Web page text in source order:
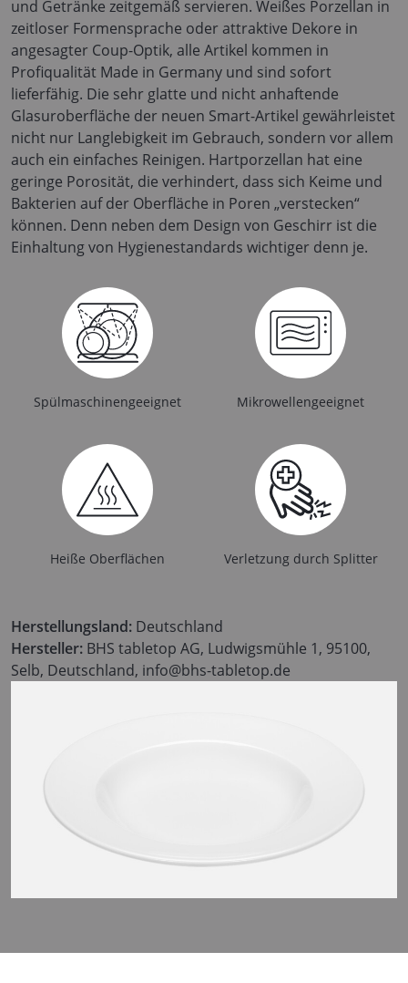
und Getränke zeitgemäß servieren. Weißes Porzellan in
zeitloser Formensprache oder attraktive Dekore in
angesagter Coup-Optik, alle Artikel kommen in
Profiqualität Made in Germany und sind sofort
lieferfähig. Die sehr glatte und nicht anhaftende
Glasuroberfläche der neuen Smart-Artikel gewährleistet
nicht nur Langlebigkeit im Gebrauch, sondern vor allem
auch ein einfaches Reinigen. Hartporzellan hat eine
geringe Porosität, die verhindert, dass sich Keime und
Bakterien auf der Oberfläche in Poren „verstecken“
können. Denn neben dem Design von Geschirr ist die
Einhaltung von Hygienestandards wichtiger denn je.
Spülmaschinengeeignet Mikrowellengeeignet
Heiße Oberflächen Verletzung durch Splitter
Herstellungsland: Deutschland
Hersteller: BHS tabletop AG, Ludwigsmühle 1, 95100,
Selb, Deutschland, info@bhs-tabletop.de